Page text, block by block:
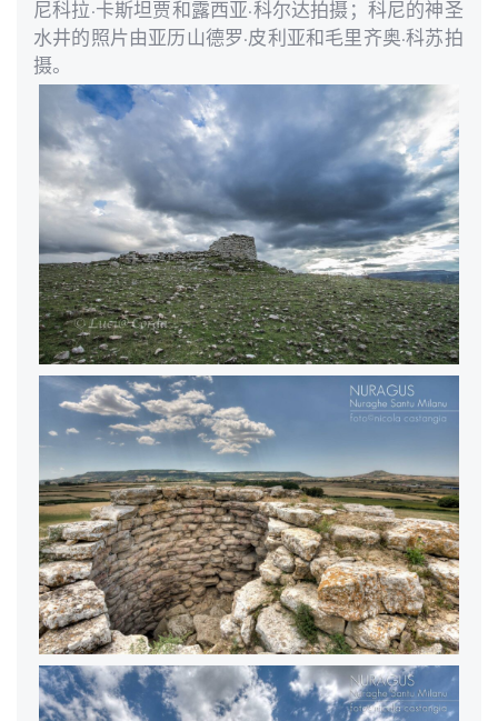
尼科拉·卡斯坦贾和露西亚·科尔达拍摄；科尼的神圣
水井的照片由亚历山德罗·皮利亚和毛里齐奥·科苏拍
摄。